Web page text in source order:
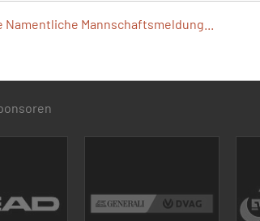
Namentliche Mannschaftsmeldung...